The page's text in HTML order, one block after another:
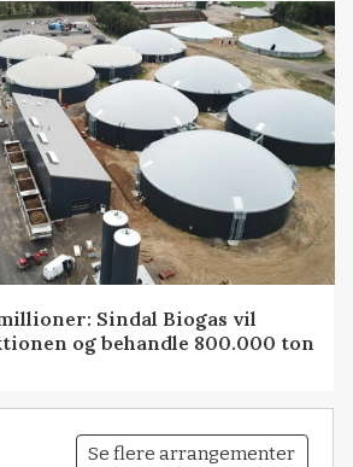
Sindal Biogas vil
og behandle 800.000 ton
Se flere arrangementer